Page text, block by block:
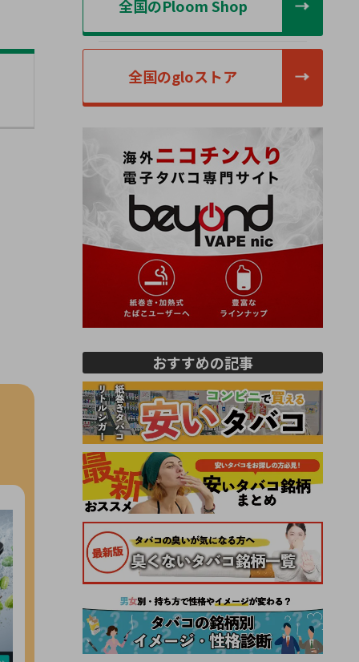
全国のPloom Shop
全国のgloストア
おすすめの記事